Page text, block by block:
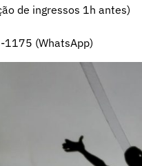
de ingressos 1h antes)
(WhatsApp)